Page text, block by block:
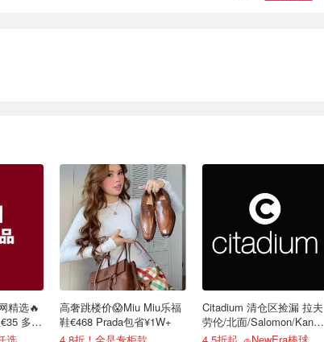
精选🔥
多色
高奢跳楼价😱Miu Miu乐福
鞋€468 Prada包省¥1W+
Citadium 清仓区捡漏 拉夫
劳伦/北面/Salomon/Kangol
等